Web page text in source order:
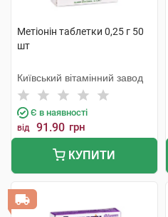
Метіонін таблетки 0,25 г 50
шт
Київський вітамінний завод
Є в наявності
від 91.90 грн
КУПИТИ